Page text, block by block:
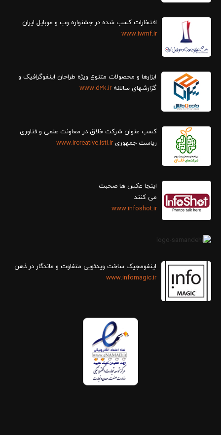
افتخارات کسب شده در جشنواره وب و موبایل ایران
www.iwmf.ir
ابزارها و محصولات متنوع ویژه طراحان اینفوگرافیک و
گزارش‎های سالانه
www.d2k.ir
کسب عنوان شرکت خلاق در معاونت علمی و فناوری
ریاست جمهوریwww.ircreative.isti.ir
اینجا عکس ها صحبت
می کنند
www.infoshot.ir
اینفومجیک ساخت ویدئویی متفاوت و ماندگار در ذهن
www.infomagic.ir